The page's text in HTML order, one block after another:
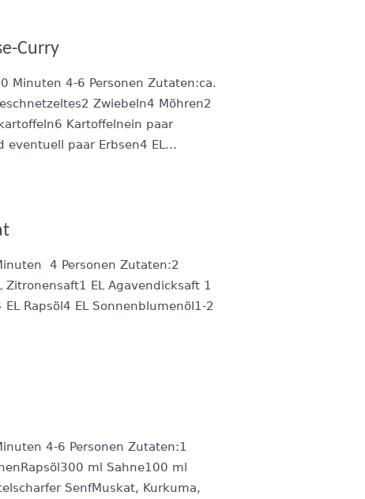
Curry
Minuten 4-6 Personen Zutaten:ca.
Zwiebeln4 Möhren2
Kartoffelnein paar
eventuell paar Erbsen4 EL...
4 Personen Zutaten:2
Zitronensaft1 EL Agavendicksaft 1
Rapsöl4 EL Sonnenblumenöl1-2
4-6 Personen Zutaten:1
ml Sahne100 ml
SenfMuskat, Kurkuma,